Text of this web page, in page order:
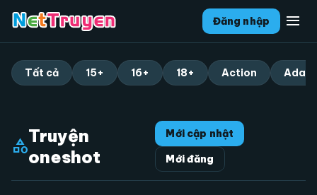
Đăng nhập menu
Tất cả 15+ 16+ 18+ Action
categoryTruyện
oneshot
Mới cập nhật
Mới đăng